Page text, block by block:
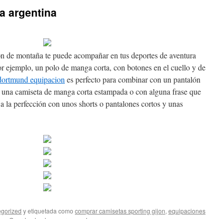
argentina
de montaña te puede acompañar en tus deportes de aventura
ejemplo, un polo de manga corta, con botones en el cuello y de
equipacion es perfecto para combinar con un pantalón
camiseta de manga corta estampada o con alguna frase que
la perfección con unos shorts o pantalones cortos y unas
y etiquetada como comprar camisetas sporting gijon, equipaciones